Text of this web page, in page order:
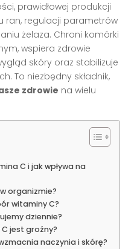
prawidłowej produkcji
ran, regulacji parametrów
żelaza. Chroni komórki
wspiera zdrowie
skóry oraz stabilizuje
To niezbędny składnik,
zdrowie na wielu
C i jak wpływa na
organizmie?
witaminy C?
dziennie?
jest groźny?
naczynia i skórę?